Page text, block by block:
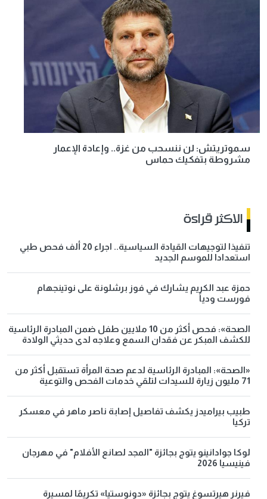
سموتريتش: لن ننسحب من غزة.. وإعادة الإعمار
مشروطة بتفكيك حماس
الاكثر قراءة
تنفيذا لتوجيهات القيادة السياسية.. اجراء 20 ألف فحص طبي
استعدادا للموسم الجديد
حمزة عبد الكريم يشارك في فوز برشلونة على نوتينجهام
فورست ودياً
الصحة»: فحص أكثر من 10 ملايين طفل ضمن المبادرة الرئاسية
للكشف المبكر عن فقدان السمع وعلاجه لدى حديثي الولادة
«الصحة»: المبادرة الرئاسية لدعم صحة المرأة تستقبل أكثر من
71 مليون زيارة للسيدات لتلقي خدمات الفحص والتوعية
طبيب بيراميدز يكشف تفاصيل إصابة ناصر ماهر في معسكر
تركيا
لوكا جوادانينو يتوج بجائزة "المجد لصانع الأفلام" في مهرجان
فينيسيا 2026
فيرنر هيرتسوغ يتوج بجائزة «دونوستيا» تكريمًا لمسيرة